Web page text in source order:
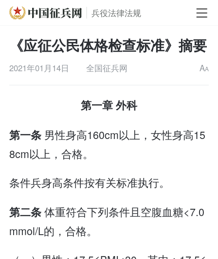
兵役法律法规
《应征公民体格检查标准》摘要
2021年01月14日 全国征兵网 AA
第一章 外科
第一条 男性身高160cm以上，女性身高15
8cm以上，合格。
条件兵身高条件按有关标准执行。
第二条体重符合下列条件且空腹血糖<7.0
mmol/L的，合格。